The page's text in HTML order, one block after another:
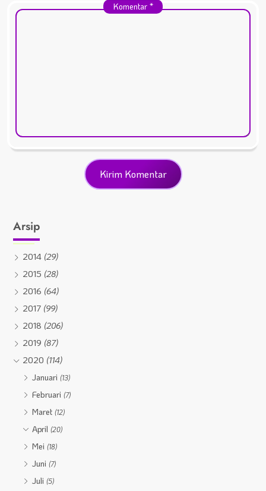
Komentar *
Arsip
2014 (29)
2015 (28)
2016 (64)
2017 (99)
2018 (206)
2019 (87)
2020 (114)
Januari(13)
Februari(7)
Maret(12)
April(20)
Mei(18)
Juni(7)
Juli(5)